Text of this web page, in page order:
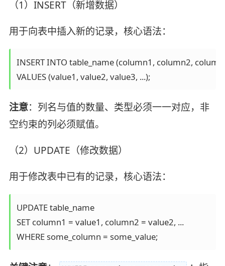
（1）INSERT（新增数据）
用于向表中插入新的记录，核心语法：
INSERT INTO table_name (column1, column2,
VALUES (value1, value2, value3, ...);
注意：列名与值的数量、类型必须一一对应，非
空约束的列必须赋值。
（2）UPDATE（修改数据）
用于修改表中已有的记录，核心语法：
UPDATE table_name
SET column1 = value1, column2 = value2, ...
WHERE some_column = some_value;